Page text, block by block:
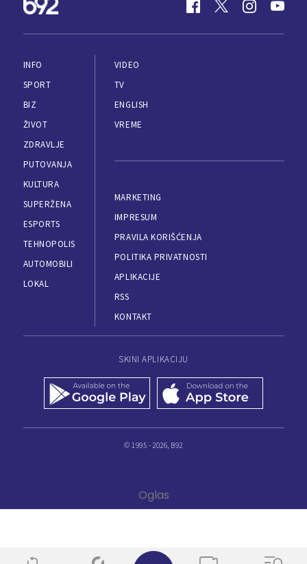
INFO
SPORT
BIZ
ŽIVOT
ZDRAVLJE
PUTOVANJA
KULTURA
SUPERŽENA
ESPORTS
TEHNOPOLIS
AUTOMOBILI
LOKAL
VIDEO
TV
ENGLISH
VREME
MARKETING
IMPRESUM
PRAVILA KORIŠĆENJA
POLITIKA PRIVATNOSTI
APLIKACIJE
RSS
KONTAKT
SKINI APLIKACIJU
© 1995 - 2026, B92